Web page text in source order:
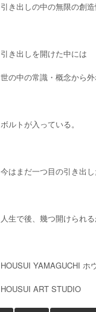
引き出しの中の無限の創造
引き出しを開けた中には
世の中の常識・概念から
ボルトが入っている。
今はまだ一つ目の引き出
人生で後、幾つ開けられる
HOUSUI YAMAGUCHI ホ
HOUSUI ART STUDIO